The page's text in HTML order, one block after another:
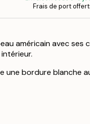
Frais de port
américain avec ses
une bordure blanche